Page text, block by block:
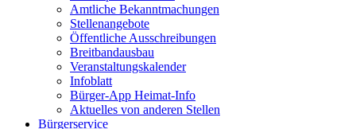
Amtliche Bekanntmachungen
Stellenangebote
Öffentliche Ausschreibungen
Breitbandausbau
Veranstaltungskalender
Infoblatt
Bürger-App Heimat-Info
Aktuelles von anderen Stellen
Bürgerservice